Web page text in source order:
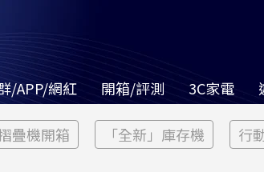
/APP/網紅 開箱/評測 3C家電
疊機開箱 「全新」庫存機 行